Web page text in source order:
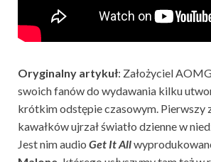
Oryginalny artykuł: Założyciel
swoich fanów do wydawania kilku
krótkim odstępie czasowym. Pierwszy
kawałków ujrzał światło dzienne w
Jest nim audio Get It All